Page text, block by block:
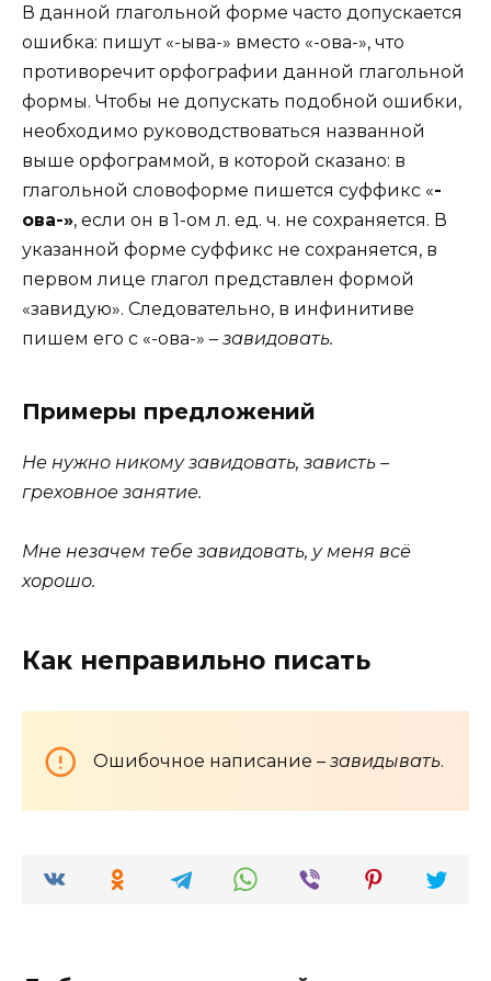
В данной глагольной форме часто допускается
ошибка: пишут «-ыва-» вместо «-ова-», что
противоречит орфографии данной глагольной
формы. Чтобы не допускать подобной ошибки,
необходимо руководствоваться названной
выше орфограммой, в которой сказано: в
глагольной словоформе пишется суффикс «-
ова-», если он в 1-ом л. ед. ч. не сохраняется. В
указанной форме суффикс не сохраняется, в
первом лице глагол представлен формой
«завидую». Следовательно, в инфинитиве
пишем его с «-ова-» – завидовать.
Примеры предложений
Не нужно никому завидовать, зависть –
греховное занятие.
Мне незачем тебе завидовать, у меня всё
хорошо.
Как неправильно писать
Ошибочное написание – завидывать.